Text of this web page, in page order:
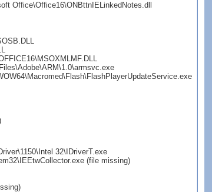
Office\Office16\ONBttnIELinkedNotes.dll
32\IDriverT.exe
(file missing)